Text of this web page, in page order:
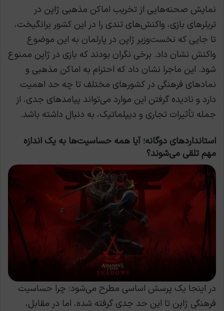
نمایش صحنه‌هایی از تخریب اماکن مذهبی ژاپن در
تریلرهای بازی، واکنش‌های تندی را در این کشور برانگیخت،
تا جایی که نخست‌وزیر ژاپن در پارلمان به این موضوع
واکنش نشان داد. برخی نگران بودند که بازی در ژاپن ممنوع
شود. این ماجرا نشان داد که احترام به اماکن مذهبی و
نمادهای فرهنگی در کشورهای مختلف تا چه حد اهمیت
دارد و نادیده گرفتن این موارد می‌تواند پیامدهای جدی، از
جمله تأثیرات تجاری و دیپلماتیک، به دنبال داشته باشد.
استانداردهای دوگانه؛ آیا همه حساسیت‌ها به یک اندازه
مهم تلقی می‌شوند؟
در اینجا یک پرسش اساسی مطرح می‌شود: چرا حساسیت
فرهنگی ژاپن تا این حد جدی گرفته شده، اما در مقابل،